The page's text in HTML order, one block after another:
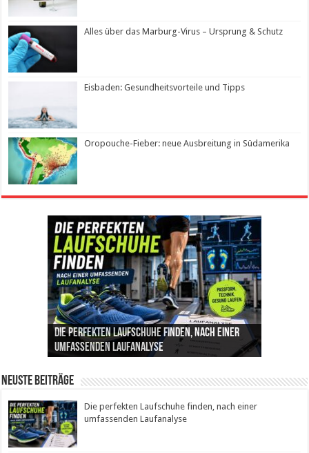
Alles über das Marburg-Virus – Ursprung & Schutz
Eisbaden: Gesundheitsvorteile und Tipps
Oropouche-Fieber: neue Ausbreitung in Südamerika
Die perfekten Laufschuhe finden, nach einer
umfassenden Laufanalyse
Intelligente ZYCLE-Bikes: Indoor-Training mit
Präzision, Leistung und Vertrauen
Insemination (IUI): Ablauf, Erfolgschancen und
Kosten im Überblick
Cannabis als Medizin: Wie es Schmerzen, Stress
und Schlaf im Alltag beeinflusst
Leben mit Inkontinenz: Tipps für mehr
Sicherheit im Alltag
Neuste Beiträge
Die perfekten Laufschuhe finden, nach einer
umfassenden Laufanalyse